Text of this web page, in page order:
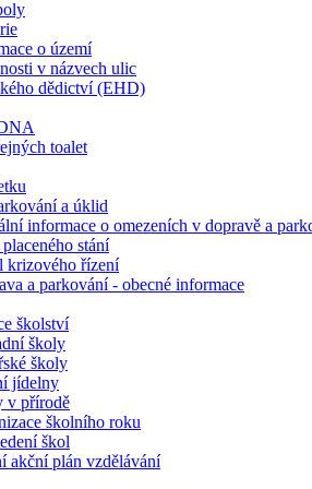
o území
v názvech ulic
dědictví (EHD)
toalet
a úklid
informace o omezeních v dopravě a
stání
krizového řízení
a parkování - obecné informace
školství
školy
školy
jídelny
v přírodě
školního roku
škol
akční plán vzdělávání